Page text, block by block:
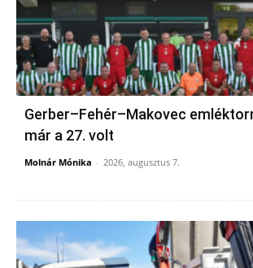
Gerber–Fehér–Makovec
már a 27. volt
Molnár Mónika - 2026, augusztus 7.